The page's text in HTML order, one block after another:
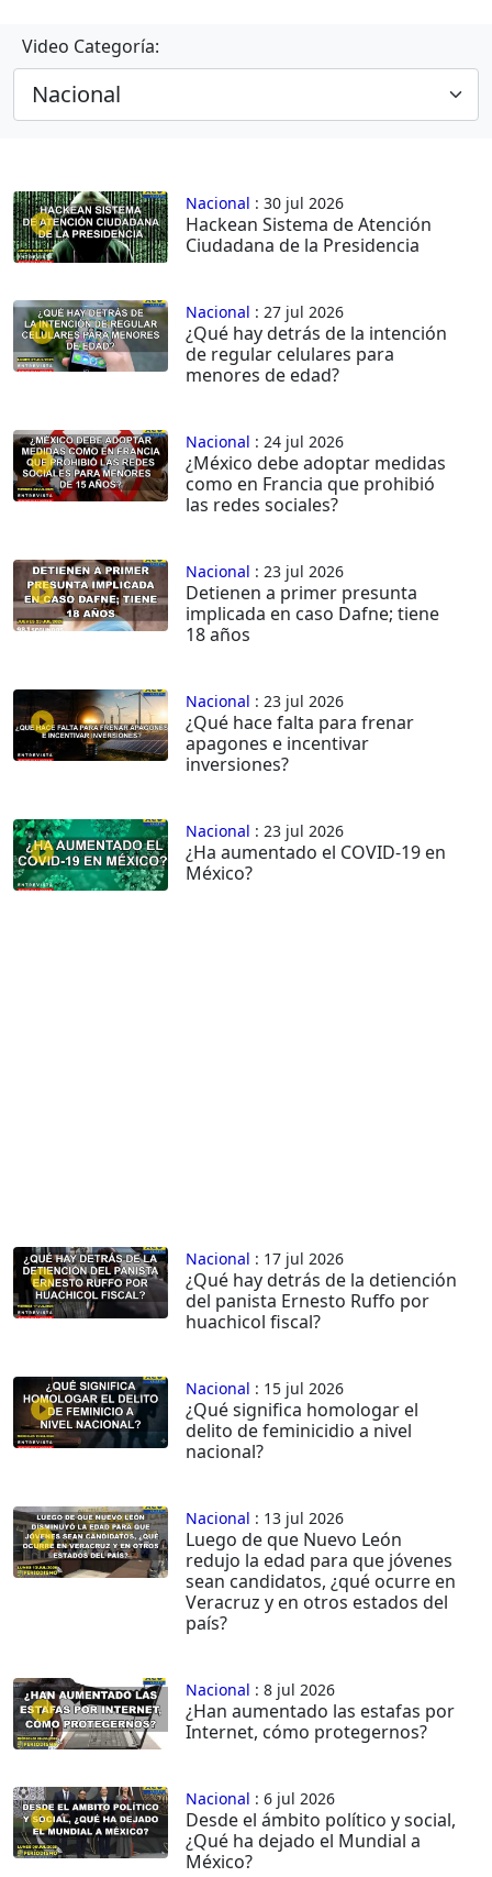
Video Categoría:
Nacional : 30 jul 2026
Hackean Sistema de Atención
Ciudadana de la Presidencia
Nacional : 27 jul 2026
¿Qué hay detrás de la intención
de regular celulares para
menores de edad?
Nacional : 24 jul 2026
¿México debe adoptar medidas
como en Francia que prohibió
las redes sociales?
Nacional : 23 jul 2026
Detienen a primer presunta
implicada en caso Dafne; tiene
18 años
Nacional : 23 jul 2026
¿Qué hace falta para frenar
apagones e incentivar
inversiones?
Nacional : 23 jul 2026
¿Ha aumentado el COVID-19 en
México?
Nacional : 17 jul 2026
¿Qué hay detrás de la detiención
del panista Ernesto Ruffo por
huachicol fiscal?
Nacional : 15 jul 2026
¿Qué significa homologar el
delito de feminicidio a nivel
nacional?
Nacional : 13 jul 2026
Luego de que Nuevo León
redujo la edad para que jóvenes
sean candidatos, ¿qué ocurre en
Veracruz y en otros estados del
país?
Nacional : 8 jul 2026
¿Han aumentado las estafas por
Internet, cómo protegernos?
Nacional : 6 jul 2026
Desde el ámbito político y social,
¿Qué ha dejado el Mundial a
México?